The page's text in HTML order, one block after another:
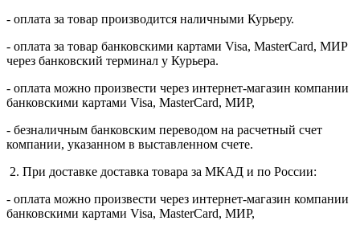
- оплата за товар производится наличными Курьеру.
- оплата за товар банковскими картами Visa, MasterСard, МИР
через банковский терминал у Курьера.
- оплата можно произвести через интернет-магазин компании
банковскими картами Visa, MasterСard, МИР,
- безналичным банковским переводом на расчетный счет
компании, указанном в выставленном счете.
2. При доставке доставка товара за МКАД и по России:
- оплата можно произвести через интернет-магазин компании
банковскими картами Visa, MasterСard, МИР,